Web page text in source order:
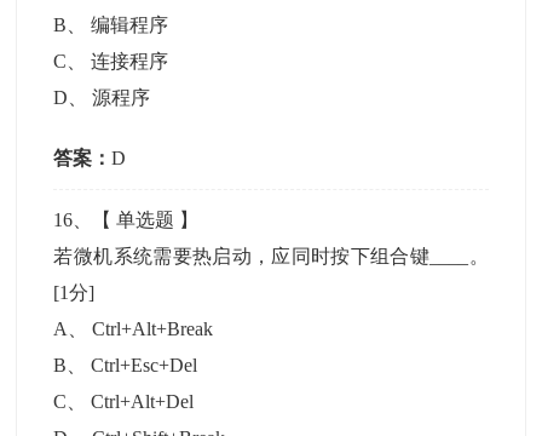
B 、编辑程序
C 、连接程序
D 、源程序
答案：D
16 、【单选题 】
若微机系统需要热启动，应同时按下组合键____。
[1分]
A
、Ctrl+Alt+Break
B 、Ctrl+Esc+Del
C 、Ctrl+Alt+Del